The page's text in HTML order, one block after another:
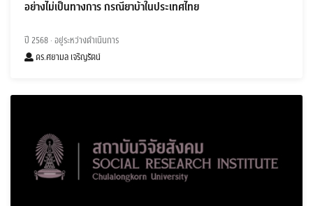
อย่างไม่เป็นทางการ กรณียาบ้าในประเทศไทย
ปี 2568 · อยู่ระหว่างดำเนินการ
ดร.ศยามล เจริญรัตน์